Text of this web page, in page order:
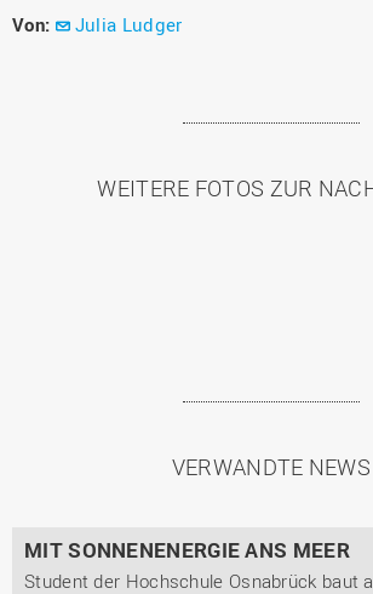
Von:
Julia Ludger
WEITERE FOTOS ZUR
VERWANDTE NEWS
MIT SONNENENERGIE ANS MEER